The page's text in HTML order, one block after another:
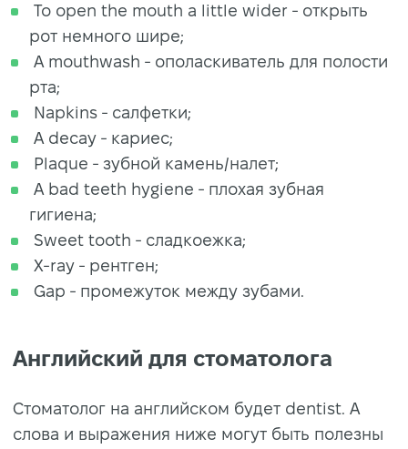
To open the mouth a little wider - открыть
рот немного шире;
A mouthwash - ополаскиватель для полости
рта;
Napkins - салфетки;
A decay - кариес;
Plaque - зубной камень/налет;
A bad teeth hygiene - плохая зубная
гигиена;
Sweet tooth - сладкоежка;
X-ray - рентген;
Gap - промежуток между зубами.
Английский для стоматолога
Стоматолог на английском будет dentist. А
слова и выражения ниже могут быть полезны